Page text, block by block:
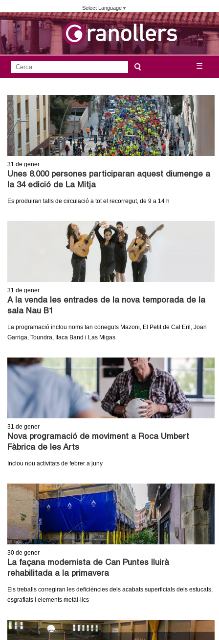
Vés
al
contingut
Select Language▼
m
G
☰
F
r
m
u
l
a
r
i
d
a
e
c
a
31 de gener
Unes 8.000 persones participaran aquest diumenge a
la 34 edició de La Mitja
Es produiran talls de circulació a tot el recorregut, de 9 a 14 h
31 de gener
A la venda les entrades de la nova temporada de la
sala Nau B1
La programació inclou noms tan coneguts Mazoni, El Petit de Cal Eril, Joan
Garriga, Toundra, Itaca Band i Las Migas
31 de gener
Nova programació de moviment a Roca Umbert
Fàbrica de les Arts
Inclou nou activitats de febrer a juny
30 de gener
La façana modernista de Can Puntes lluirà
rehabilitada a la primavera
Els treballs corregiran les deficiències dels acabats superficials dels estucats,
esgrafiats i elements metàl·lics